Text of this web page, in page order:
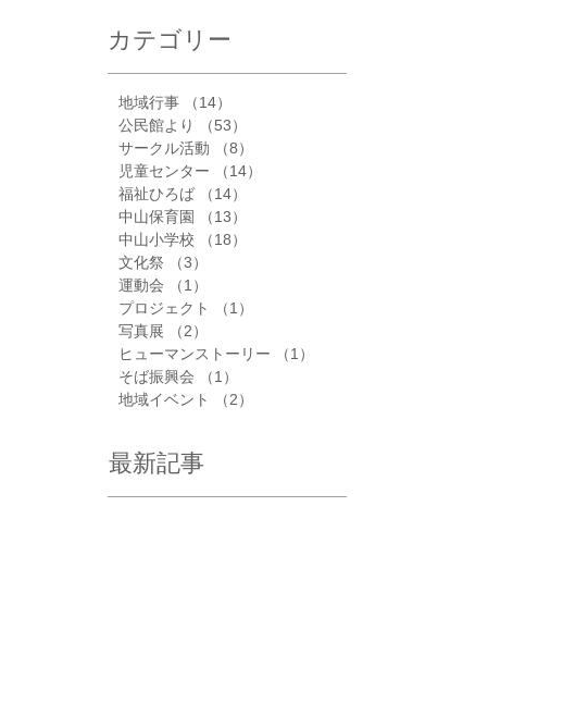
カテゴリー
地域行事 （14）
公民館より
（53）
サークル活動
（8）
児童センター
（14）
福祉ひろば
（14）
中山保育園
（13）
中山小学校
（18）
文化祭
（3）
運動会
（1）
プロジェクト
（1）
写真展
（2）
ヒューマンストーリー
（1）
そば振興会
（1）
地域イベント
（2）
最新記事